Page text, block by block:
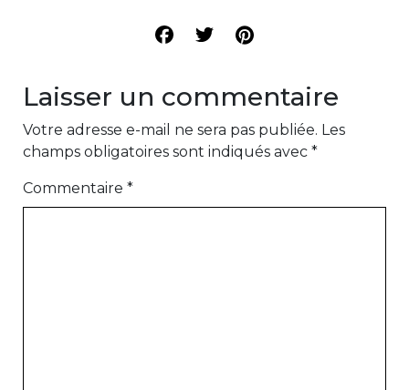
Laisser un commentaire
Votre adresse e-mail ne sera pas publiée. Les
champs obligatoires sont indiqués avec *
Commentaire *